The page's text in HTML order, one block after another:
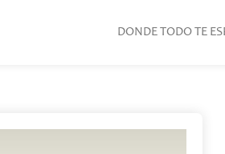
DONDE TODO TE